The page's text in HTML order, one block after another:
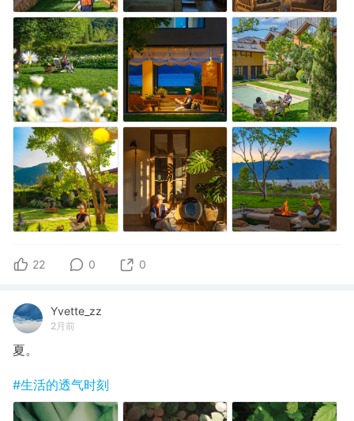
22 0 0
Yvette_zz
2月前
夏。
#生活的透气时刻